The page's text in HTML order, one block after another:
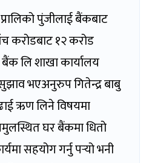
पुंजीलाई बैंकबाट
करोडबाट १२ करोड
लि शाखा कार्यालय
भएअनुरुप गितेन्द्र बाबु
ऋण लिने विषयमा
घर बैंकमा धितो
सहयोग गर्नु पर्‍यो भनी